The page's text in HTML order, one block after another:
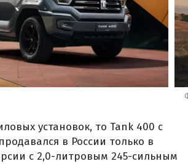
установок, то Tank 400 с
в России только в
с 2,0-литровым 245-сильным